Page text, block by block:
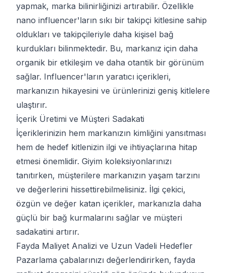
yapmak, marka bilinirliğinizi artırabilir. Özellikle
nano influencer'ların sıkı bir takipçi kitlesine sahip
oldukları ve takipçileriyle daha kişisel bağ
kurdukları bilinmektedir. Bu, markanız için daha
organik bir etkileşim ve daha otantik bir görünüm
sağlar. Influencer'ların yaratıcı içerikleri,
markanızın hikayesini ve ürünlerinizi geniş kitlelere
ulaştırır.
İçerik Üretimi ve Müşteri Sadakati
İçeriklerinizin hem markanızın kimliğini yansıtması
hem de hedef kitlenizin ilgi ve ihtiyaçlarına hitap
etmesi önemlidir. Giyim koleksiyonlarınızı
tanıtırken, müşterilere markanızın yaşam tarzını
ve değerlerini hissettirebilmelisiniz. İlgi çekici,
özgün ve değer katan içerikler, markanızla daha
güçlü bir bağ kurmalarını sağlar ve müşteri
sadakatini artırır.
Fayda Maliyet Analizi ve Uzun Vadeli Hedefler
Pazarlama çabalarınızı değerlendirirken, fayda